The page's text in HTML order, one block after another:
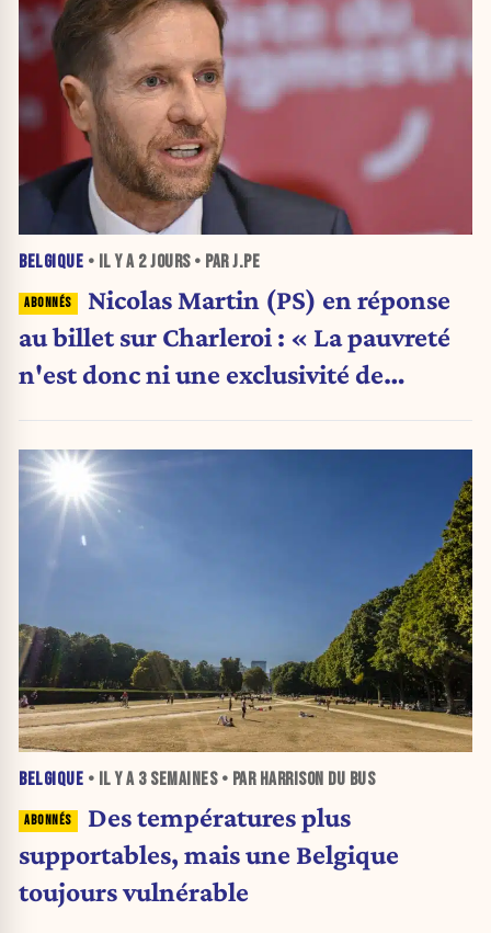
BELGIQUE • IL Y A 2 JOURS• PAR J.PE
Nicolas Martin (PS) en réponse
au billet sur Charleroi : « La pauvreté
n'est donc ni une exclusivité de
BELGIQUE • IL Y A 3 SEMAINES• PAR HARRISON DU BUS
Des températures plus
supportables, mais une Belgique
toujours vulnérable